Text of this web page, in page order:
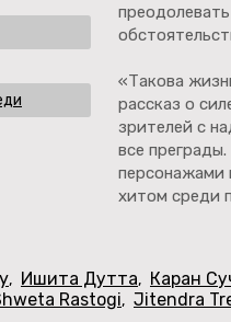
«Такова
рассказ о
зрителей с
все
персонажами
хитом среди
, Ишита Дутта, Каран
Rastogi, Jitendra